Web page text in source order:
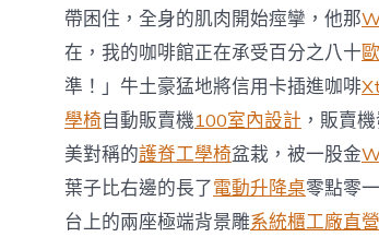
帶困住，全身的肌肉開始痙攣，他那
在，我的咖啡館正在承受百分之八十
準！」牛土豪猛地將信用卡插進咖啡
學椅自動販賣機100室內設計 ，販賣
美對稱的護脊工學椅盆栽，被一股金
葉子比右邊的長了電動升降桌零點零
台上的兩座極端背景雕系統櫃工廠直營